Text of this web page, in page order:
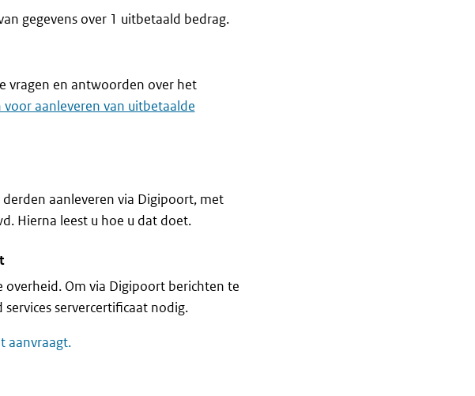
gegevens over 1 uitbetaald bedrag.
vragen en antwoorden over het
voor aanleveren van uitbetaalde
aanleveren via Digipoort, met
Hierna leest u hoe u dat doet.
Om via Digipoort berichten te
servercertificaat nodig.
aanvraagt.